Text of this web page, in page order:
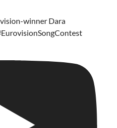
winner Dara